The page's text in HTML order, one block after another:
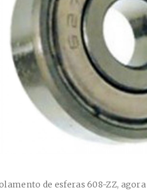
de esferas608-ZZ,